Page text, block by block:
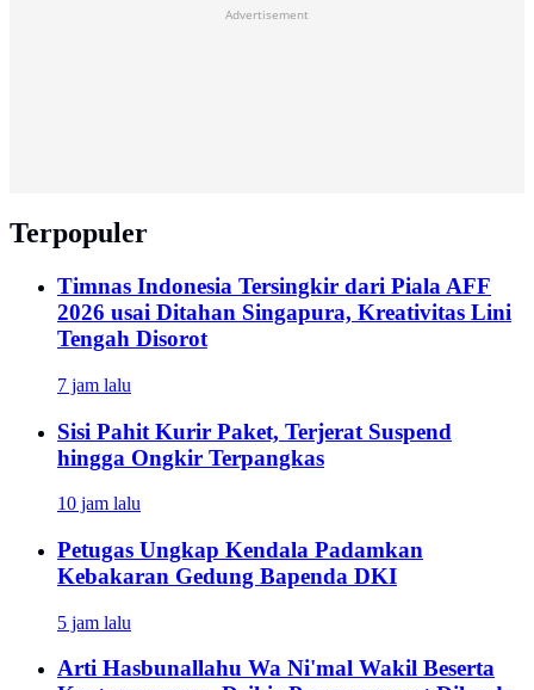
Advertisement
Terpopuler
Timnas Indonesia Tersingkir dari Piala AFF
2026 usai Ditahan Singapura, Kreativitas Lini
Tengah Disorot
7 jam lalu
Sisi Pahit Kurir Paket, Terjerat Suspend
hingga Ongkir Terpangkas
10 jam lalu
Petugas Ungkap Kendala Padamkan
Kebakaran Gedung Bapenda DKI
5 jam lalu
Arti Hasbunallahu Wa Ni'mal Wakil Beserta